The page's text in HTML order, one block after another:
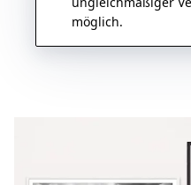
möglich.